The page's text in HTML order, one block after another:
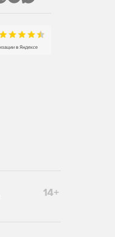
14+